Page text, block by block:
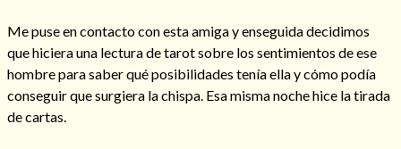
Amarre para recuperar a mi pareja
Me puse en contacto con esta amiga y enseguida decidimos
que hiciera una lectura de tarot sobre los sentimientos de ese
hombre para saber qué posibilidades tenía ella y cómo podía
conseguir que surgiera la chispa. Esa misma noche hice la tirada
de cartas.